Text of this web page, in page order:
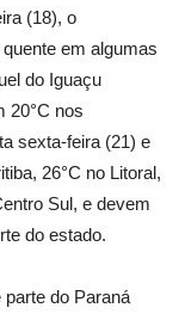
(18), o
em algumas
do Iguaçu
20°C nos
sexta-feira (21) e
26°C no Litoral,
Sul, e devem
do estado.
do Paraná